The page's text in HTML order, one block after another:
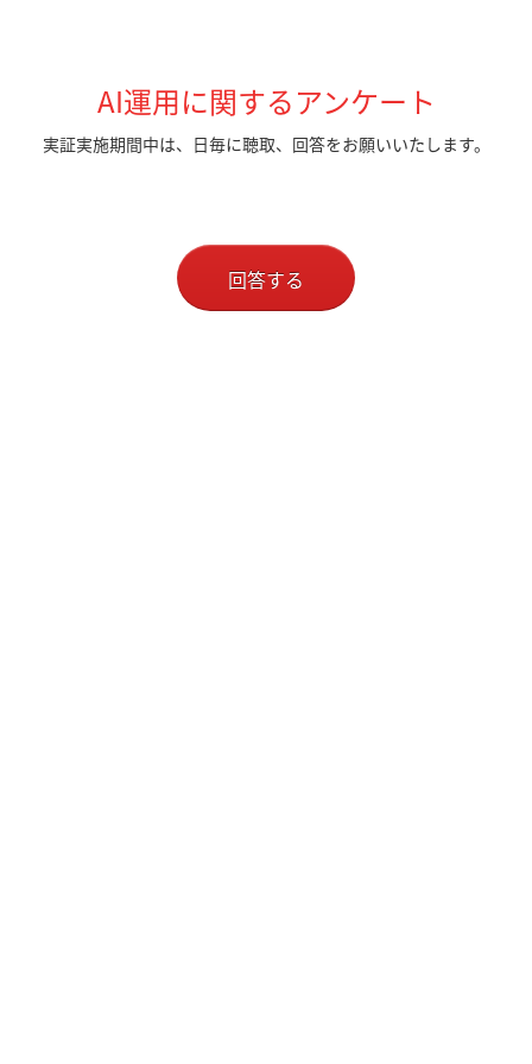
AI運用に関するアンケート
実証実施期間中は、日毎に聴取、回答をお願いいたします。
回答する